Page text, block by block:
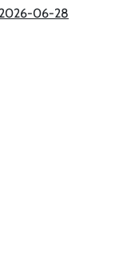
2026-06-28